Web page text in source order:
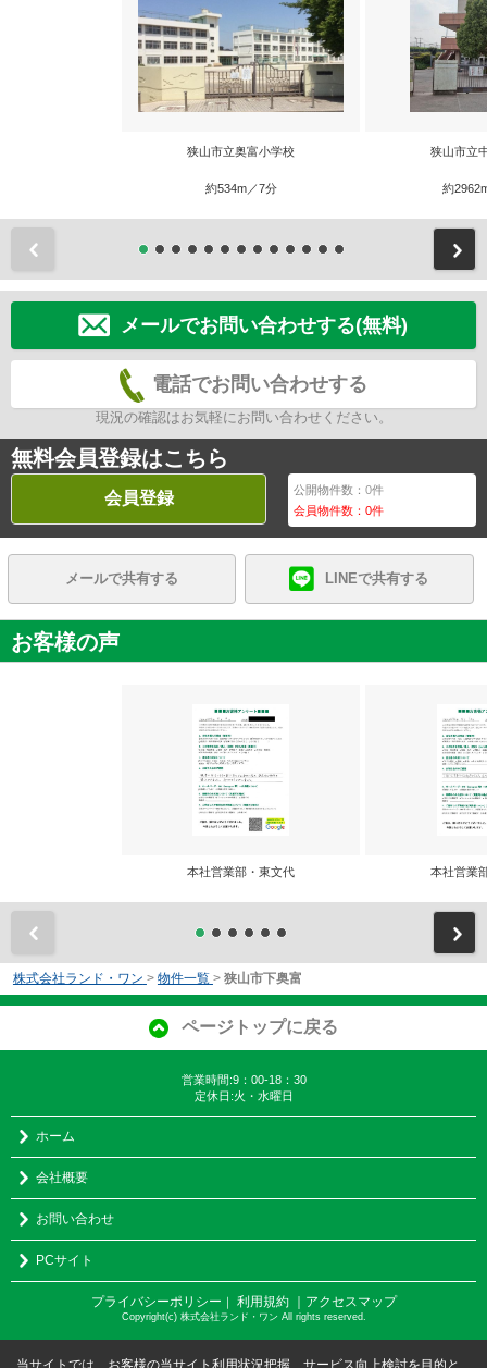
狭山市立奥富小学校
約534m／7分
狭山市立
約
メールでお問い合わせする(無料)
電話でお問い合わせする
現況の確認はお気軽にお問い合わせください。
無料会員登録はこちら
会員登録 公開物件数：0件
会員物件数：0件
メールで共有する LINEで共有する
お客様の声
本社営業部・東文代 本社営業
株式会社ランド・ワン > 物件一覧 > 狭山市下奥富
ページトップに戻る
営業時間:9：00-18：30
定休日:火・水曜日
ホーム
会社概要
お問い合わせ
PCサイト
プライバシーポリシー 利用規約 ｜アクセスマップ
Copyright(c) 株式会社ランド・ワン All rights reserved.
当サイトでは、お客様の当サイト利用状況把握、サービス向上検討を目的と